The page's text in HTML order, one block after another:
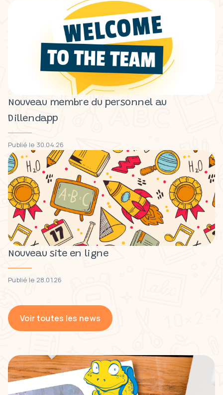
Nouveau membre du personnel au
Dillendapp
Publié le 30.04.26
Nouveau site en ligne
Publié le 28.01.26
Voir toutes les news